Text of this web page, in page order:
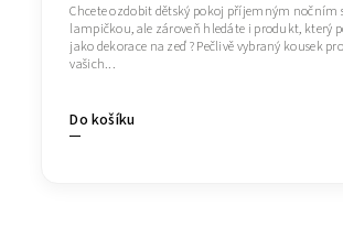
Do košíku
Chcete ozdobit dětský pokoj příjemným nočním
lampičkou, ale zároveň hledáte i produkt, který
jako dekorace na zeď ? Pečlivě vybraný kousek
vašich...